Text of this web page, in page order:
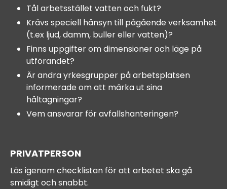
Tål arbetsstället vatten och fukt?
Krävs speciell hänsyn till pågående verksamhet
(t.ex ljud, damm, buller eller vatten)?
Finns uppgifter om dimensioner och läge på
utförandet?
Är andra yrkesgrupper på arbetsplatsen
informerade om att märka ut sina
håltagningar?
Vem ansvarar för avfallshanteringen?
PRIVATPERSON
Läs igenom checklistan för att arbetet ska gå
smidigt och snabbt.